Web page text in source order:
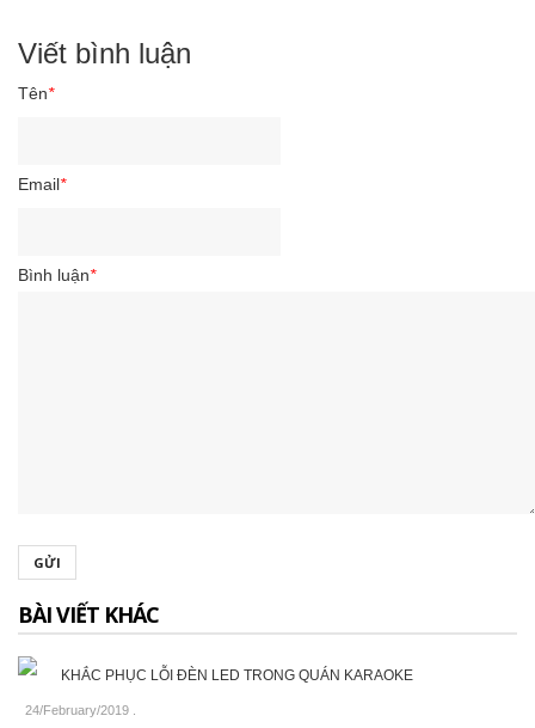
Viết bình luận
Tên*
Email*
Bình luận*
GỬI
BÀI VIẾT KHÁC
KHẮC PHỤC LỖI ĐÈN LED TRONG QUÁN KARAOKE
24/February/2019